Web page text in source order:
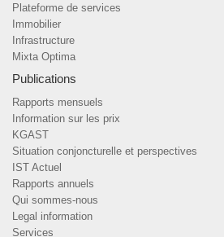
Plateforme de services
Immobilier
Infrastructure
Mixta Optima
Publications
Rapports mensuels
Information sur les prix
KGAST
Situation conjoncturelle et perspectives
IST Actuel
Rapports annuels
Qui sommes-nous
Legal information
Services